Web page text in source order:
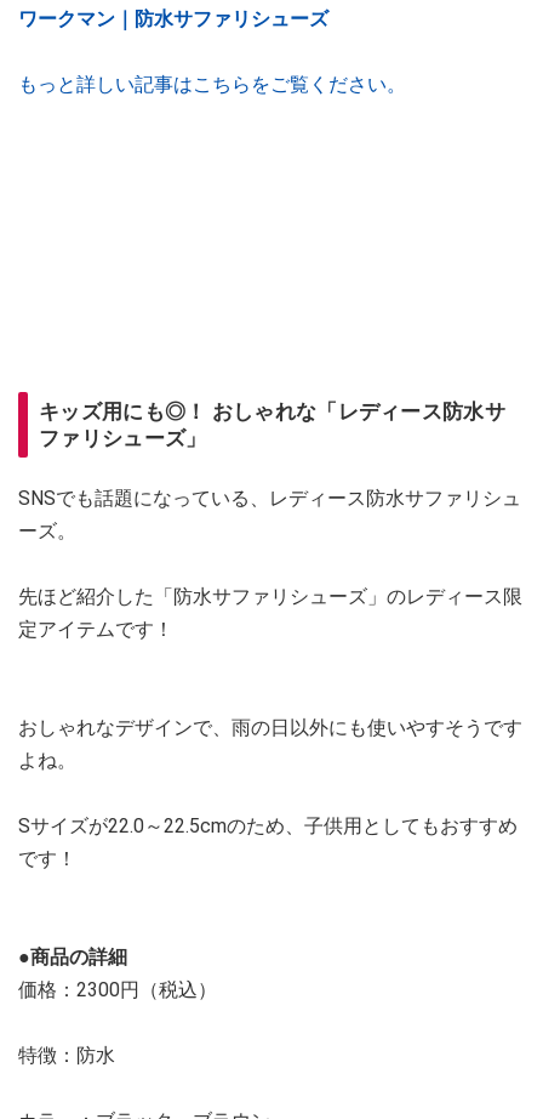
ワークマン｜防水サファリシューズ
もっと詳しい記事はこちらをご覧ください。
キッズ用にも◎！ おしゃれな「レディース防水サ
ファリシューズ」
SNSでも話題になっている、レディース防水サファリシュ
ーズ。
先ほど紹介した「防水サファリシューズ」のレディース限
定アイテムです！
おしゃれなデザインで、雨の日以外にも使いやすそうです
よね。
Sサイズが22.0～22.5cmのため、子供用としてもおすすめ
です！
●商品の詳細
価格：2300円（税込）
特徴：防水